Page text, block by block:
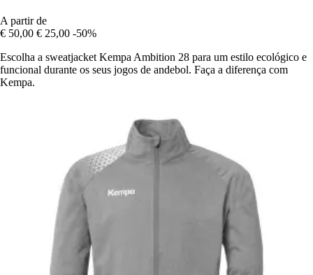
A partir de
€ 50,00 € 25,00 -50%
Escolha a sweatjacket Kempa Ambition 28 para um estilo ecológico e
funcional durante os seus jogos de andebol. Faça a diferença com
Kempa.